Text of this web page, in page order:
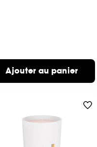
Ajouter au panier